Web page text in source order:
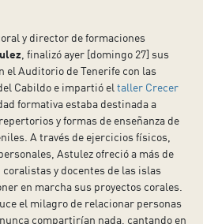
y director de formaciones
, finalizó ayer [domingo 27] sus
el Auditorio de Tenerife con las
Cabildo e impartió eltaller Crecer
formativa estaba destinada a
y formas de enseñanza de
A través de ejercicios físicos,
Astulez ofreció a más de
y docentes de las islas
en marcha sus proyectos corales.
el milagro de relacionar personas
compartirían nada, cantando en